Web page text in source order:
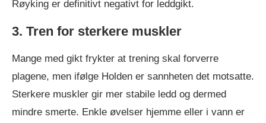
Røyking er definitivt negativt for leddgikt.
3. Tren for sterkere muskler
Mange med gikt frykter at trening skal forverre
plagene, men ifølge Holden er sannheten det motsatte.
Sterkere muskler gir mer stabile ledd og dermed
mindre smerte. Enkle øvelser hjemme eller i vann er